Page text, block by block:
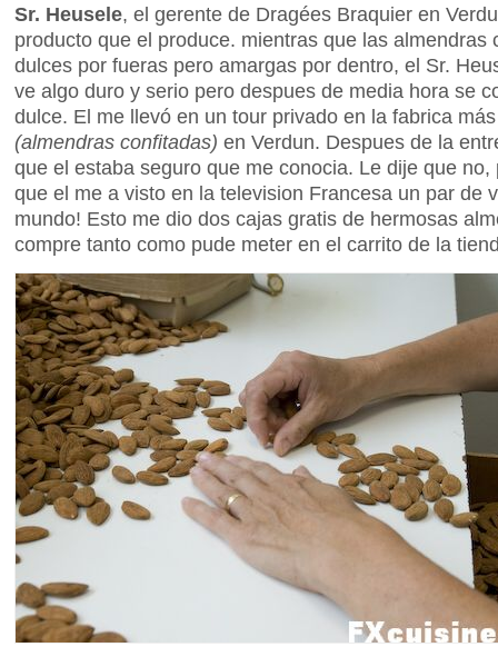
Sr. Heusele, el gerente de Dragées Braquier en
producto que el produce. mientras que las almendras
dulces por fueras pero amargas por dentro, el Sr.
ve algo duro y serio pero despues de media hora se
dulce. El me llevó en un tour privado en la fabrica
(almendras confitadas) en Verdun. Despues de la
que el estaba seguro que me conocia. Le dije que
que el me a visto en la television Francesa un par de
mundo! Esto me dio dos cajas gratis de hermosas
compre tanto como pude meter en el carrito de la